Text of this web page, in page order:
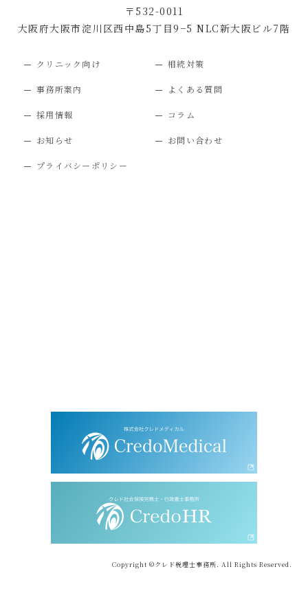
〒532-0011
大阪府大阪市淀川区西中島5丁目9−5 NLC新大阪ビル7階
クリニック向け 相続対策
事務所案内 よくある質問
採用情報 コラム
お知らせ お問い合わせ
プライバシーポリシー
Copyright ©クレド税理士事務所. All Rights Reserved.